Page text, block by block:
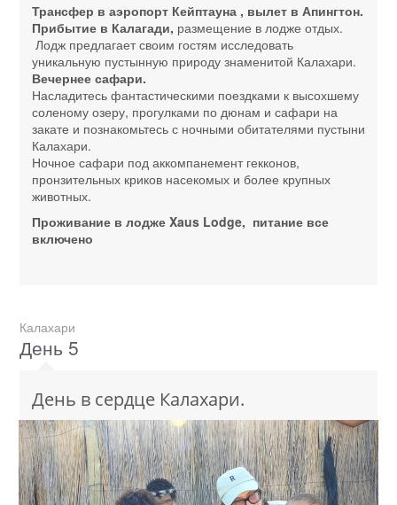
Трансфер в аэропорт Кейптауна , вылет в Апингтон.
Прибытие в Калагади, размещение в лодже отдых.
Лодж предлагает своим гостям исследовать
уникальную пустынную природу знаменитой Калахари.
Вечернее сафари.
Насладитесь фантастическими поездками к высохшему
соленому озеру, прогулками по дюнам и сафари на
закате и познакомьтесь с ночными обитателями пустыни
Калахари.
Ночное сафари под аккомпанемент гекконов,
пронзительных криков насекомых и более крупных
животных.
Проживание в лодже Xaus Lodge, питание все
включено
Калахари
День 5
День в сердце Калахари.